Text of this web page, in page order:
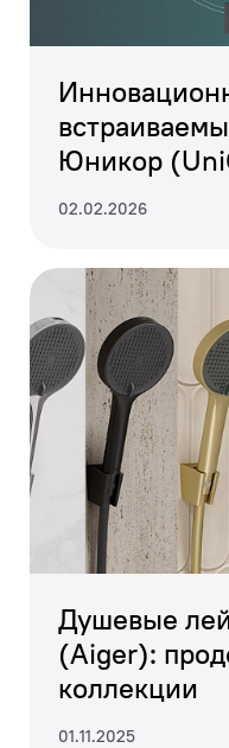
Юникор
02.02.2026
Душевые
(Aiger):
коллекции
01.11.2025